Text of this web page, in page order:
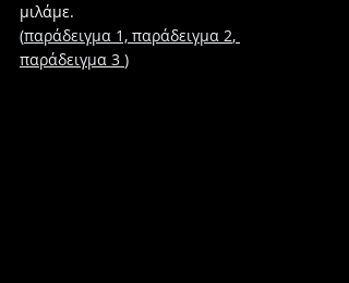
μιλάμε.
(παράδειγμα 1, παράδειγμα 2,
παράδειγμα 3 )